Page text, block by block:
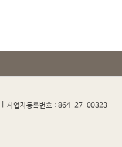
사업자등록번호 : 864-27-00323